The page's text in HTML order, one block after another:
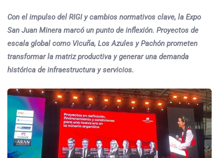
Con el impulso del RIGI y cambios normativos clave, la Expo
San Juan Minera marcó un punto de inflexión. Proyectos de
escala global como Vicuña, Los Azules y Pachón prometen
transformar la matriz productiva y generar una demanda
histórica de infraestructura y servicios.